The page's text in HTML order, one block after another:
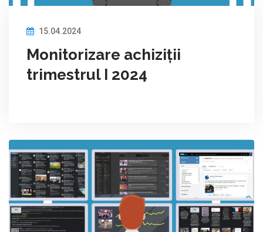
15.04.2024
Monitorizare achiziții
trimestrul I 2024